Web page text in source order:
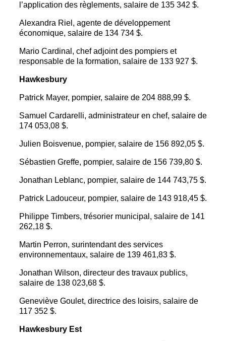
l’application des règlements, salaire de 135 342 $.
Alexandra Riel, agente de développement
économique, salaire de 134 734 $.
Mario Cardinal, chef adjoint des pompiers et
responsable de la formation, salaire de 133 927 $.
Hawkesbury
Patrick Mayer, pompier, salaire de 204 888,99 $.
Samuel Cardarelli, administrateur en chef, salaire de
174 053,08 $.
Julien Boisvenue, pompier, salaire de 156 892,05 $.
Sébastien Greffe, pompier, salaire de 156 739,80 $.
Jonathan Leblanc, pompier, salaire de 144 743,75 $.
Patrick Ladouceur, pompier, salaire de 143 918,45 $.
Philippe Timbers, trésorier municipal, salaire de 141
262,18 $.
Martin Perron, surintendant des services
environnementaux, salaire de 139 461,83 $.
Jonathan Wilson, directeur des travaux publics,
salaire de 138 023,68 $.
Geneviève Goulet, directrice des loisirs, salaire de
117 352 $.
Hawkesbury Est